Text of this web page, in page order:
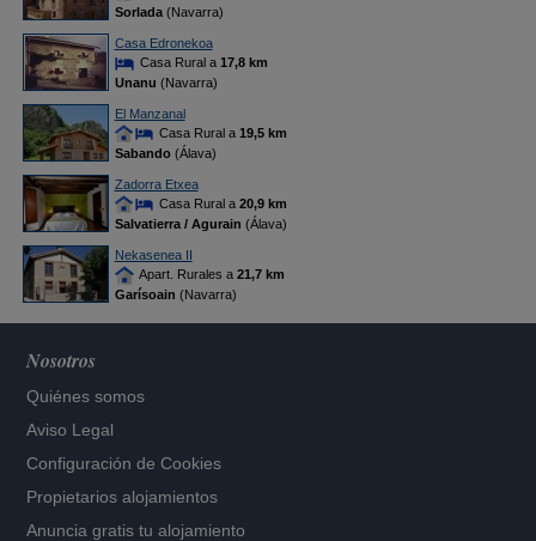
Sorlada(Navarra)
Casa Edronekoa
Casa Rural a 17,8 km
Unanu (Navarra)
El Manzanal
Casa Rural a 19,5 km
Sabando(Álava)
Zadorra Etxea
Casa Rural a 20,9 km
Salvatierra / Agurain (Álava)
Nekasenea II
Apart. Rurales a 21,7 km
Garísoain (Navarra)
Nosotros
Quiénes somos
Aviso Legal
Configuración de Cookies
Propietarios alojamientos
Anuncia gratis tu alojamiento